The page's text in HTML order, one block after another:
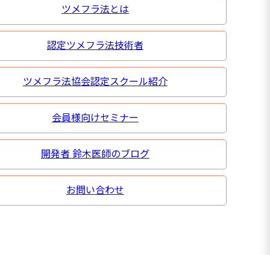
ツメフラ法とは
認定ツメフラ法技術者
ツメフラ法協会認定スクール紹介
会員様向けセミナー
開発者 鈴木医師のブログ
お問い合わせ